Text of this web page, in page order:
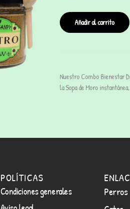
Añadir al carrito
Nuestro Combo Bienestar
la Sopa de Moro
POLÍTICAS
Condiciones generales
Perros